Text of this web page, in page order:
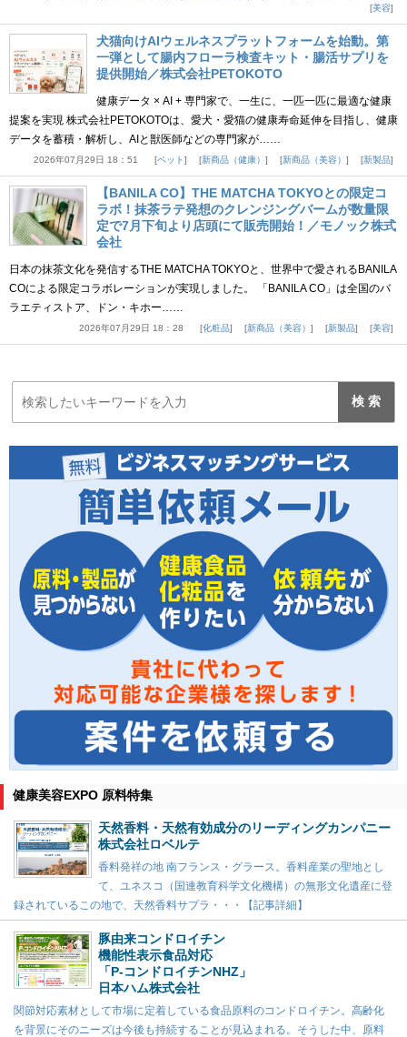
美容
犬猫向けAIウェルネスプラットフォームを始動。第
一弾として腸内フローラ検査キット・腸活サプリを
提供開始／株式会社PETOKOTO
健康データ × AI + 専門家で、一生に、一匹一匹に最適な健康
提案を実現 株式会社PETOKOTOは、愛犬・愛猫の健康寿命延伸を目指し、健康
データを蓄積・解析し、AIと獣医師などの専門家が……
2026年07月29日 18：51 ペット 新商品（健康） 新商品（美容） 新製品
【BANILA CO】THE MATCHA TOKYOとの限定コ
ラボ！抹茶ラテ発想のクレンジングバームが数量限
定で7月下旬より店頭にて販売開始！／モノック株式
会社
日本の抹茶文化を発信するTHE MATCHA TOKYOと、世界中で愛されるBANILA
COによる限定コラボレーションが実現しました。 「BANILA CO」は全国のバ
ラエティストア、ドン・キホー……
2026年07月29日 18：28 化粧品 新商品（美容） 新製品 美容
健康美容EXPO 原料特集
天然香料・天然有効成分のリーディングカンパニー
株式会社ロベルテ
香料発祥の地 南フランス・グラース。香料産業の聖地とし
て、ユネスコ（国連教育科学文化機構）の無形文化遺産に登
録されているこの地で、天然香料サプラ・・・【記事詳細】
豚由来コンドロイチン
機能性表示食品対応
「P-コンドロイチンNHZ」
日本ハム株式会社
関節対応素材として市場に定着している食品原料のコンドロイチン。高齢化
を背景にそのニーズは今後も持続することが見込まれる。そうした中、原料